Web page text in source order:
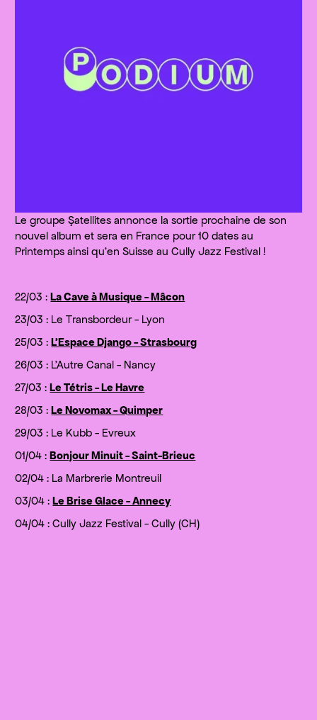
Le groupe Şatellites annonce la sortie prochaine de son
nouvel album et sera en France pour 10 dates au
Printemps ainsi qu'en Suisse au Cully Jazz Festival !
22/03 :La Cave à Musique - Mâcon
23/03 : Le Transbordeur - Lyon
25/03 :L'Espace Django - Strasbourg
26/03 : L'Autre Canal - Nancy
27/03 :Le Tétris - Le Havre
28/03 :Le Novomax - Quimper
29/03 : Le Kubb - Evreux
01/04 :Bonjour Minuit - Saint-Brieuc
02/04 : La Marbrerie Montreuil
03/04 :Le Brise Glace - Annecy
04/04 : Cully Jazz Festival - Cully (CH)